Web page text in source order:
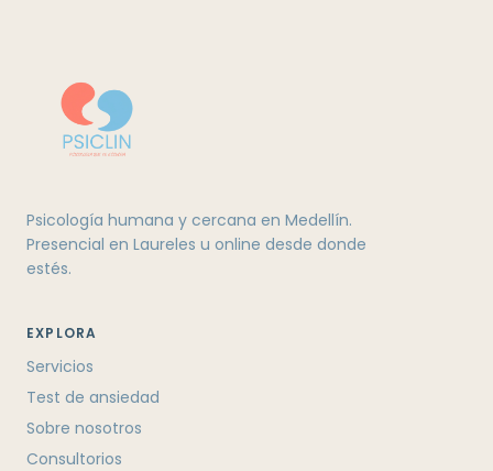
Psicología humana y cercana en Medellín.
Presencial en Laureles u online desde donde
estés.
EXPLORA
Servicios
Test de ansiedad
Sobre nosotros
Consultorios